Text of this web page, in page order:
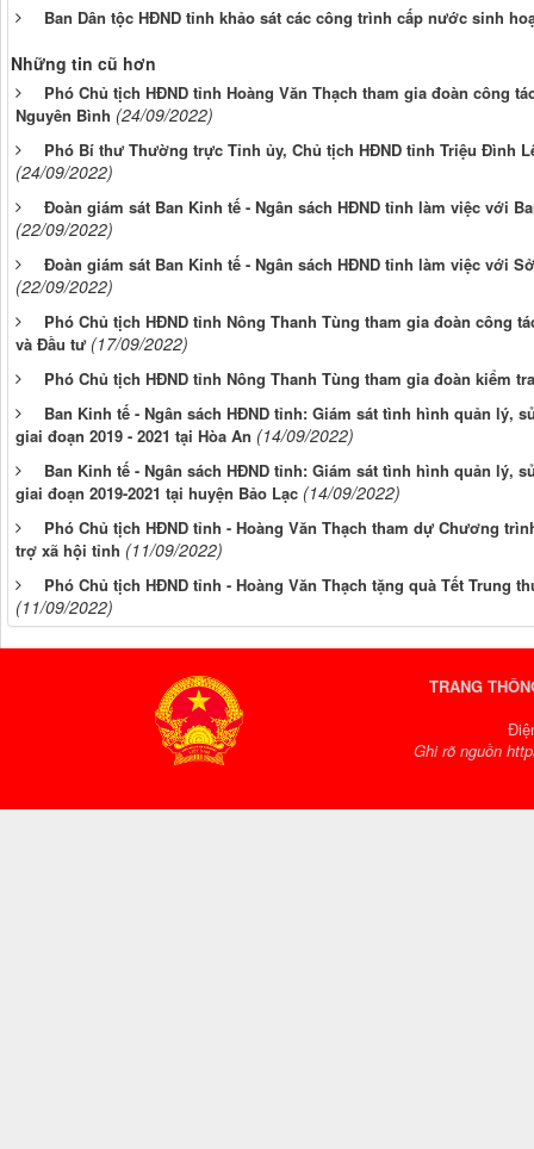
Ban Dân tộc HĐND tỉnh khảo sát các công trình cấp nước sinh
Những tin cũ hơn
Phó Chủ tịch HĐND tỉnh Hoàng Văn Thạch tham gia đoàn công
Nguyên Bình (24/09/2022)
Phó Bí thư Thường trực Tỉnh ủy, Chủ tịch HĐND tỉnh Triệu Đình
(24/09/2022)
Đoàn giám sát Ban Kinh tế - Ngân sách HĐND tỉnh làm việc với
(22/09/2022)
Đoàn giám sát Ban Kinh tế - Ngân sách HĐND tỉnh làm việc với
(22/09/2022)
Phó Chủ tịch HĐND tỉnh Nông Thanh Tùng tham gia đoàn công
và Đầu tư (17/09/2022)
Phó Chủ tịch HĐND tỉnh Nông Thanh Tùng tham gia đoàn kiểm
Ban Kinh tế - Ngân sách HĐND tỉnh: Giám sát tình hình quản lý,
giai đoạn 2019 - 2021 tại Hòa An (14/09/2022)
Ban Kinh tế - Ngân sách HĐND tỉnh: Giám sát tình hình quản lý,
giai đoạn 2019-2021 tại huyện Bảo Lạc (14/09/2022)
Phó Chủ tịch HĐND tỉnh - Hoàng Văn Thạch tham dự Chương
trợ xã hội tỉnh (11/09/2022)
Phó Chủ tịch HĐND tỉnh - Hoàng Văn Thạch tặng quà Tết Trung
(11/09/2022)
TRANG
Ghi rõ nguồn